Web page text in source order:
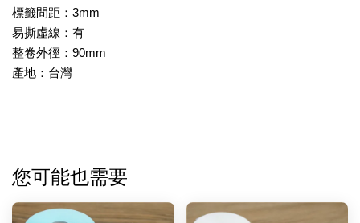
標籤間距：3mm
易撕虛線：有
整卷外徑：90mm
產地：台灣
您可能也需要